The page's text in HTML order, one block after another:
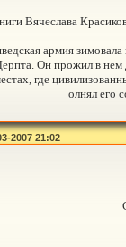
Вячеслава
армия
Он прожил в
где
олнял его
2007 21:02